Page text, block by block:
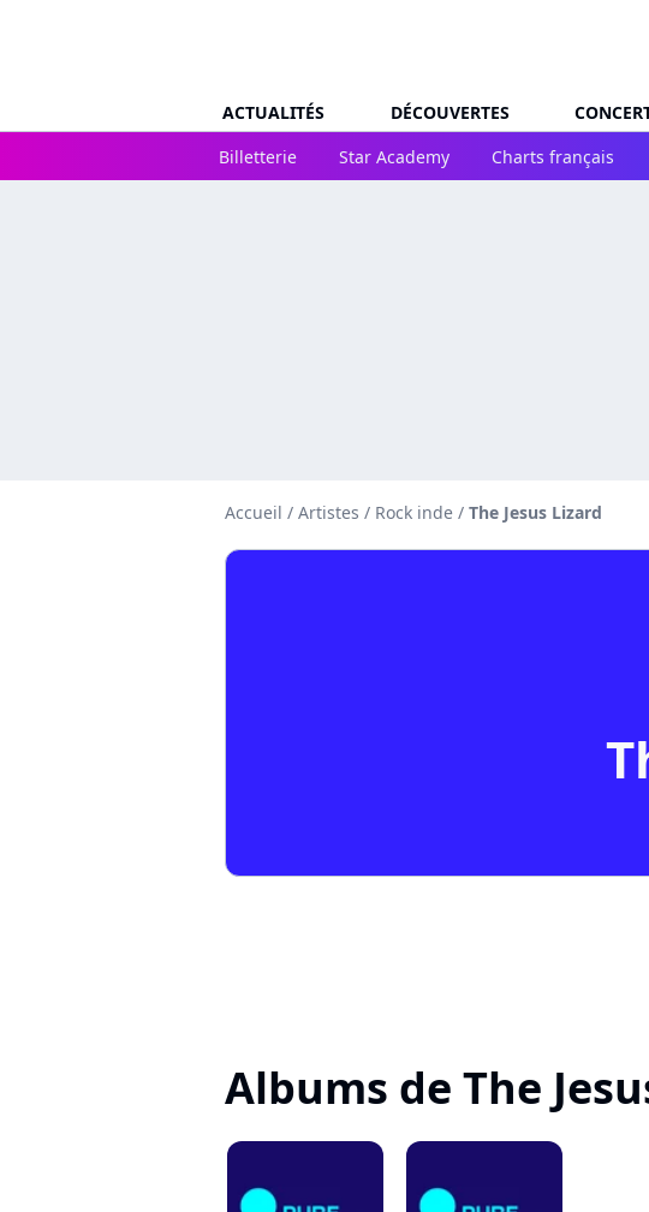
ACTUALITÉS DÉCOUVERTES
Billetterie
Star Academy Charts français
Accueil / Artistes / Rock inde / The Jesus Lizard
Albums de The